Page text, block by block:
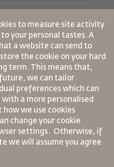
transporte
Wings
Embarazada
Especiales
de Comentarios
de tren
Coches
Tránsito
Nosotros
Familia
de RJ
Vinculantes
Contratación
Cookies
to measure site activity
your personal tastes. A
a website can send to
the cookie on your hard
term. This means that,
we can tailor
preferences which can
a more personalised
how we use cookies
change your cookie
settings. Otherwise, if
we will assume you agree